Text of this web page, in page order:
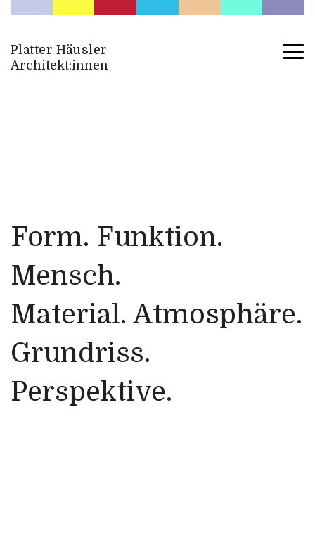
Platter Häusler
Architekt:innen
Form. Funktion.
Mensch.
Material. Atmosphäre.
Grundriss.
Perspektive.